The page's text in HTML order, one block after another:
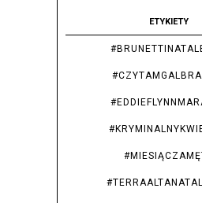
ETYKIETY